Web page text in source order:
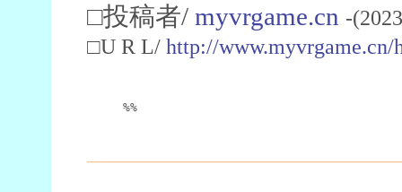
□投稿者/ myvrgame.cn -
□U R L/ http://www.myvrgame.cn/
%%